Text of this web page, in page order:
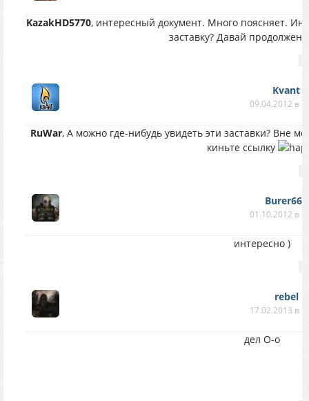
KazakHD5770, интересный документ. Много поясняет.
заставку? Давай
Kvant
09.04.2012 в
RuWar, А можно где-нибудь увидеть эти заставки? Вне
киньте ссылку
Burer666
01.10.2012 в
интересно )
rebel
17.02.2013 в
дел О-о